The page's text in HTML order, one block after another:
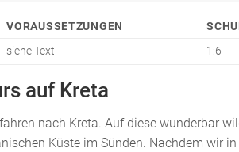
VORAUSSETZUNGEN
siehe Text 1:6
auf Kreta
nach Kreta. Auf diese wunderbar
Küste im Sünden. Nachdem wir